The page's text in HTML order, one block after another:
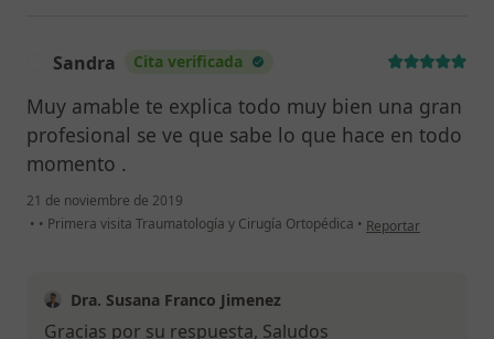
Sandra Cita verificada
Muy amable te explica todo muy bien una gran
profesional se ve que sabe lo que hace en todo
momento .
21 de noviembre de 2019
• • Primera visita Traumatología y Cirugía Ortopédica • en opinión del
Reportar
Dra. Susana Franco Jimenez
Gracias por su respuesta, Saludos